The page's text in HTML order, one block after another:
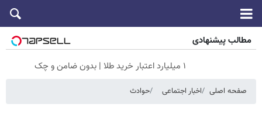
مطالب پیشنهادی
۱ میلیارد اعتبار خرید طلا | بدون ضامن و چک
صفحه اصلی اخبار اجتماعی حوادث